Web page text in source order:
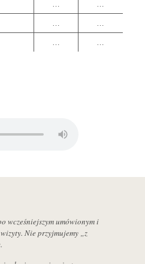
… …
… …
… …
wcześniejszym umówionym i
Nie przyjmujemy „z